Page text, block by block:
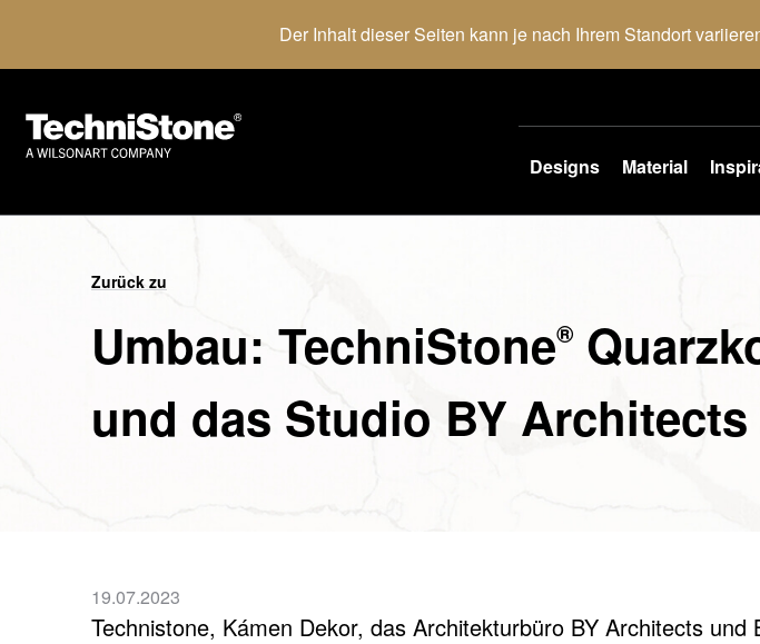
Der Inhalt dieser Seiten kann je nach Ihrem Standort
Designs Material
Zurück zu
Umbau: TechniStone®
und das Studio BY
19.07.2023
Technistone, Kámen Dekor, das Architekturbüro BY Architects